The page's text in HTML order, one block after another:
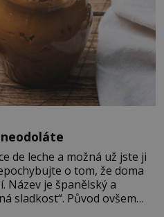
de leche a možná už jste ji
o tom, že doma
Název je španělský a
sladkost“. Původ ovšem